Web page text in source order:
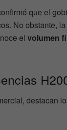
que el
No obstante,
el volumen
destacan